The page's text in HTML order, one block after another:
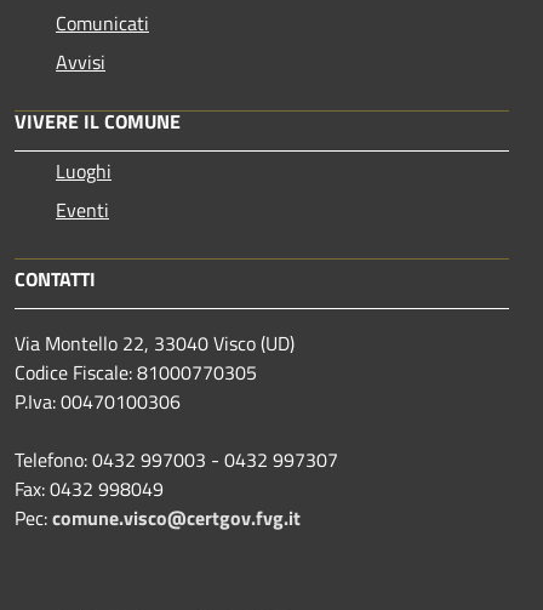
Comunicati
Avvisi
VIVERE IL COMUNE
Luoghi
Eventi
CONTATTI
Via Montello 22, 33040 Visco (UD)
Codice Fiscale: 81000770305
P.Iva: 00470100306
Telefono: 0432 997003 - 0432 997307
Fax: 0432 998049
Pec:comune.visco@certgov.fvg.it